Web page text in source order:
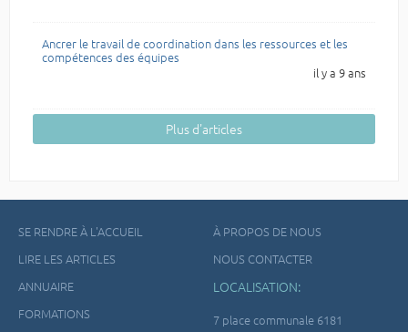
Ancrer le travail de coordination dans les ressources et les
compétences des équipes
il y a 9 ans
Plus d'articles
SE RENDRE À L'ACCUEIL
LIRE LES ARTICLES
ANNUAIRE
FORMATIONS
À PROPOS DE NOUS
NOUS CONTACTER
LOCALISATION:
7 place communale 6181